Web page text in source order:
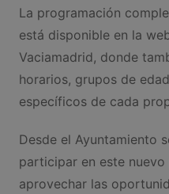
La programación
está disponible en la
Vaciamadrid, donde
horarios, grupos de
específicos de cada
Desde el Ayuntamiento
participar en este
aprovechar las